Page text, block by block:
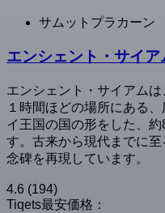
サムットプラカーン
エンシェント・サイア
エンシェント・サイアム
１時間ほどの場所にある
イ王国の国の形をした、
す。古来から現代までに
念碑を再現しています。
4.6 (194)
Tiqets最安価格：